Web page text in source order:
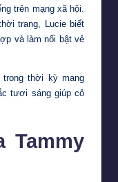
trên mạng xã hội.
trang, Lucie biết
và làm nổi bật vẻ
thời kỳ mang
tươi sáng giúp cô
Tammy